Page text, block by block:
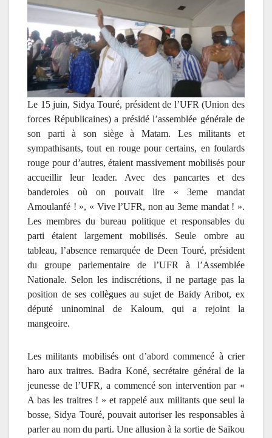
Le 15 juin, Sidya Touré, président de l’UFR (Union des
forces Républicaines) a présidé l’assemblée générale de
son parti à son siège à Matam. Les militants et
sympathisants, tout en rouge pour certains, en foulards
rouge pour d’autres, étaient massivement mobilisés pour
accueillir leur leader. Avec des pancartes et des
banderoles où on pouvait lire « 3eme mandat
Amoulanfé ! », « Vive l’UFR, non au 3eme mandat ! ».
Les membres du bureau politique et responsables du
parti étaient largement mobilisés. Seule ombre au
tableau, l’absence remarquée de Deen Touré, président
du groupe parlementaire de l’UFR à l’Assemblée
Nationale. Selon les indiscrétions, il ne partage pas la
position de ses collègues au sujet de Baidy Aribot, ex
député uninominal de Kaloum, qui a rejoint la
mangeoire.
Les militants mobilisés ont d’abord commencé à crier
haro aux traitres. Badra Koné, secrétaire général de la
jeunesse de l’UFR, a commencé son intervention par «
A bas les traitres ! » et rappelé aux militants que seul la
bosse, Sidya Touré, pouvait autoriser les responsables à
parler au nom du parti. Une allusion à la sortie de Saïkou